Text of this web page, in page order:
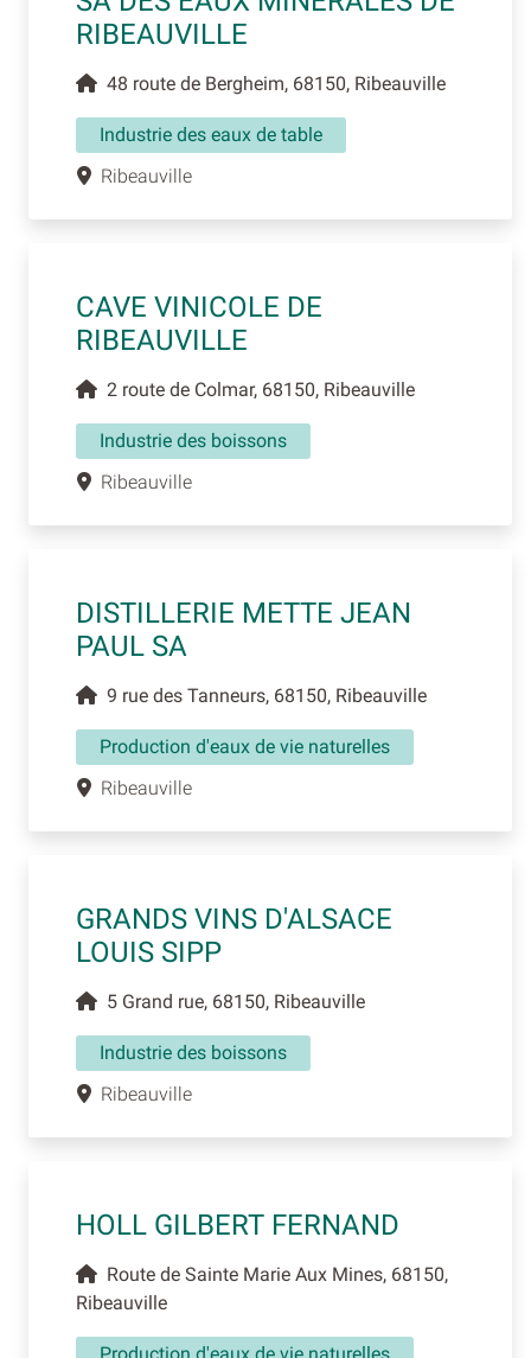
RIBEAUVILLE
48 route de Bergheim, 68150, Ribeauville
Industrie des eaux de table
Ribeauville
CAVE VINICOLE DE
RIBEAUVILLE
2 route de Colmar, 68150, Ribeauville
Industrie des boissons
Ribeauville
DISTILLERIE METTE JEAN
PAUL SA
9 rue des Tanneurs, 68150, Ribeauville
Production d'eaux de vie naturelles
Ribeauville
GRANDS VINS D'ALSACE
LOUIS SIPP
5 Grand rue, 68150, Ribeauville
Industrie des boissons
Ribeauville
HOLL GILBERT FERNAND
Route de Sainte Marie Aux Mines, 68150,
Ribeauville